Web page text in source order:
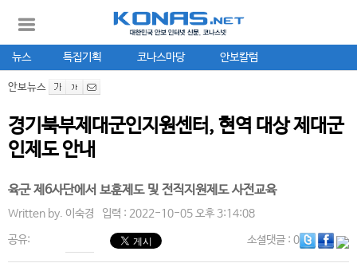
뉴스 특집기획 코나스마당 안보칼럼
안보뉴스
경기북부제대군인지원센터, 현역 대상 제대군
인제도 안내
육군 제6사단에서 보훈제도 및 전직지원제도 사전교육
Written by. 이숙경 입력 : 2022-10-05 오후 3:14:08
공유: 소셜댓글: 0